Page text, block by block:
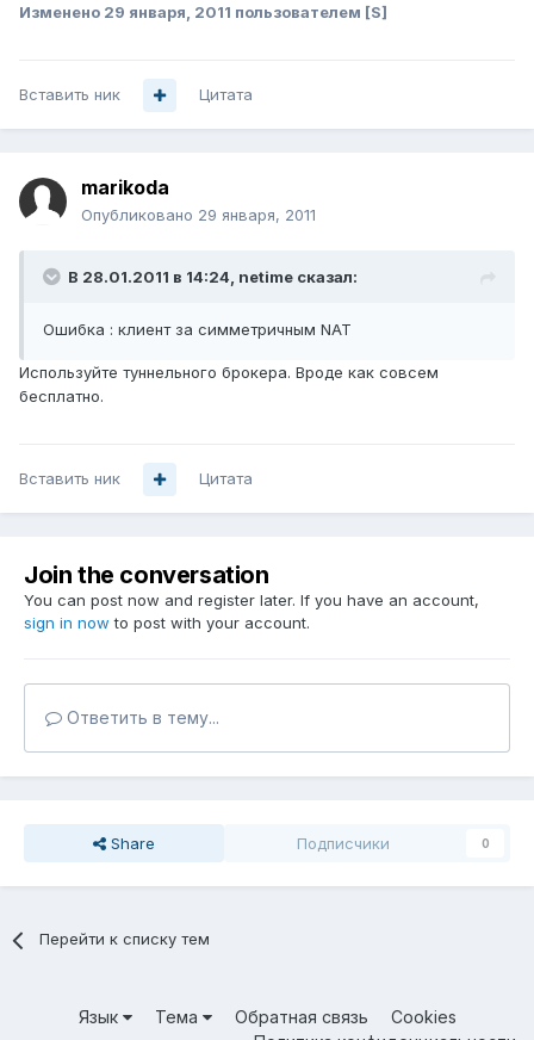
Изменено 29 января, 2011 пользователем [S]
Вставить ник Цитата
marikoda
Опубликовано 29 января, 2011
В 28.01.2011 в 14:24, netime сказал:
Ошибка : клиент за симметричным NAT
Используйте туннельного брокера. Вроде как совсем
бесплатно.
Вставить ник Цитата
Join the conversation
You can post now and register later. If you have an account,
sign in now to post with your account.
Ответить в тему...
Share Подписчики 0
Перейти к списку тем
Язык Тема Обратная связь
Cookies